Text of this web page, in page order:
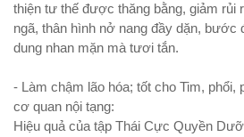
thiện tư thế được thăng bằng, giảm rủi
ngã, thân hình nở nang đầy dặn, bước
dung nhan mặn mà tươi tắn.
- Làm chậm lão hóa; tốt cho Tim, phổi,
cơ quan nội tạng:
Hiệu quả của tập Thái Cực Quyền